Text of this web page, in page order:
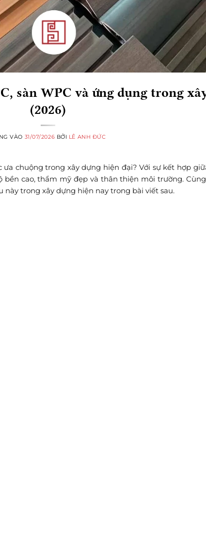
sàn WPC và ứng dụng trong
(2026)
VÀO 31/07/2026 BỞI LÊ ANH ĐỨC
ưa chuộng trong xây dựng hiện đại? Với sự kết hợp
bền cao, thẩm mỹ đẹp và thân thiện môi trường. Cùng
trong xây dựng hiện nay trong bài viết sau.